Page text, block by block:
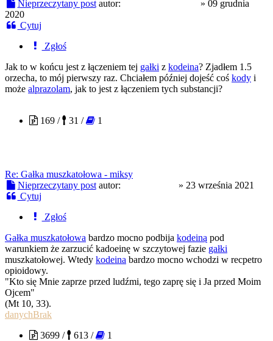
Nieprzeczytany post autor: » 09 grudnia
2020
Cytuj
Zgłoś
Jak to w końcu jest z łączeniem tej gałki z kodeina? Zjadłem 1.5
orzecha, to mój pierwszy raz. Chciałem później dojeść coś kody i
może alprazolam, jak to jest z łączeniem tych substancji?
169 /
31 / 1
Re: Gałka muszkatołowa - miksy
Nieprzeczytany post autor: » 23 września 2021
Cytuj
Zgłoś
Gałka muszkatołowa bardzo mocno podbija kodeiną pod
warunkiem że zarzucić kadoeinę w szczytowej fazie gałki
muszkatołowej. Wtedy kodeina bardzo mocno wchodzi w recpetro
opioidowy.
"Kto się Mnie zaprze przed ludźmi, tego zaprę się i Ja przed Moim
Ojcem"
(Mt 10, 33).
danychBrak
3699 /
613 / 1